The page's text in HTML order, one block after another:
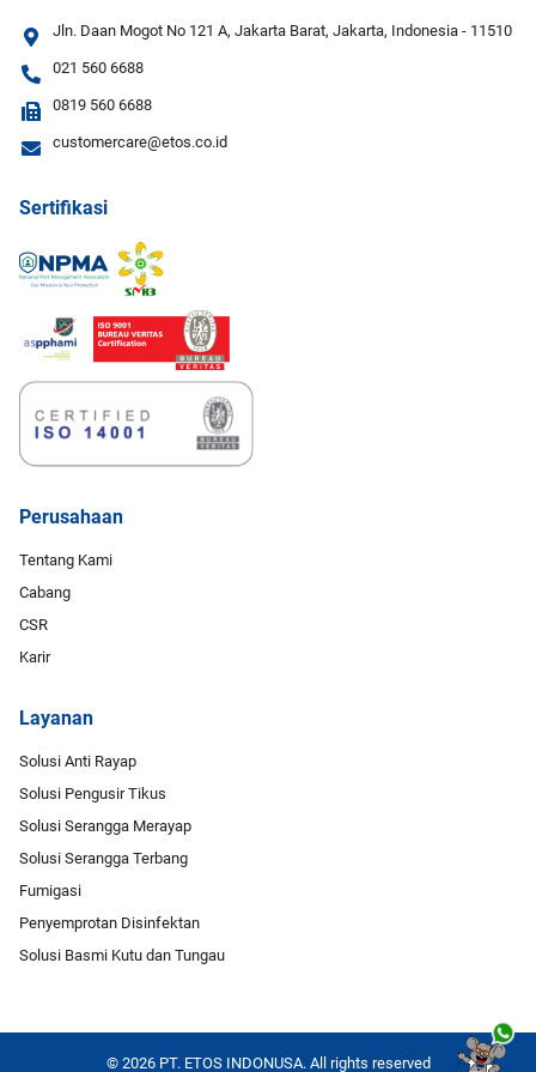
Jln. Daan Mogot No 121 A, Jakarta Barat, Jakarta, Indonesia - 11510
021 560 6688
0819 560 6688
customercare@etos.co.id
Sertifikasi
Perusahaan
Tentang Kami
Cabang
CSR
Karir
Layanan
Solusi Anti Rayap
Solusi Pengusir Tikus
Solusi Serangga Merayap
Solusi Serangga Terbang
Fumigasi
Penyemprotan Disinfektan
Solusi Basmi Kutu dan Tungau
© 2026 PT. ETOS INDONUSA. All rights reserved